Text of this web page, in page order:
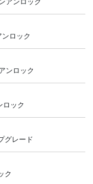
ロック
ンロック
ロック
グレード
ク